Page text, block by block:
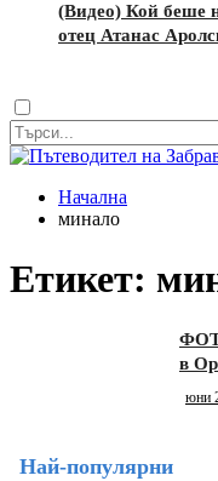
(Видео) Кой беше
отец Атанас
Dark
mode
Начална
минало
Етикет:
в
юни
Най-популярни